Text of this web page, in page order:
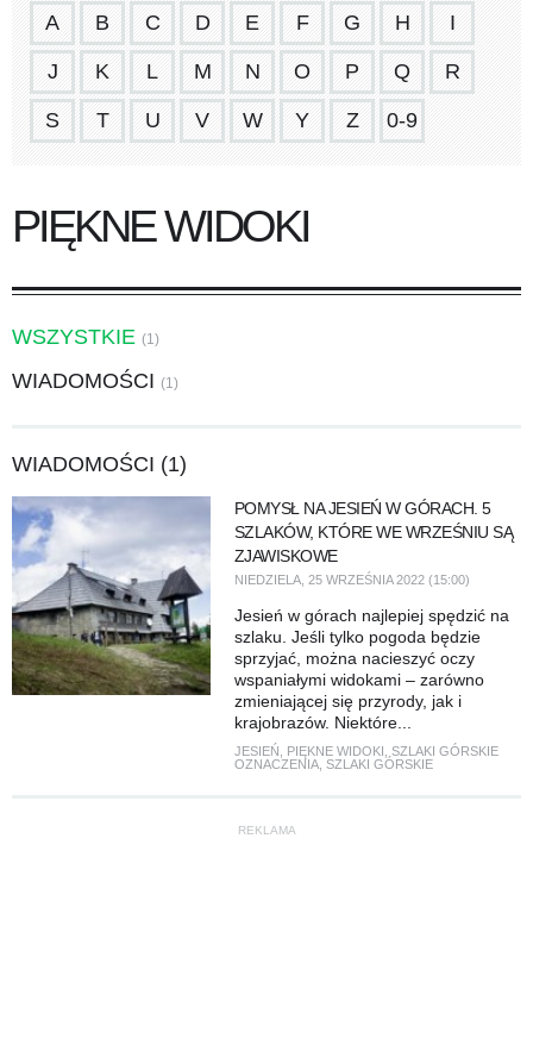
A B C D E F G H I
J K L M N O P Q R
S T U V W Y Z 0-9
PIĘKNE WIDOKI
WSZYSTKIE (1)
WIADOMOŚCI (1)
WIADOMOŚCI (1)
POMYSŁ NA JESIEŃ W GÓRACH. 5
SZLAKÓW, KTÓRE WE WRZEŚNIU SĄ
ZJAWISKOWE
NIEDZIELA, 25 WRZEŚNIA 2022 (15:00)
Jesień w górach najlepiej spędzić na
szlaku. Jeśli tylko pogoda będzie
sprzyjać, można nacieszyć oczy
wspaniałymi widokami – zarówno
zmieniającej się przyrody, jak i
krajobrazów. Niektóre...
JESIEŃ PIĘKNE WIDOKI SZLAKI GÓRSKIE
OZNACZENIA, SZLAKI GÓRSKIE
REKLAMA